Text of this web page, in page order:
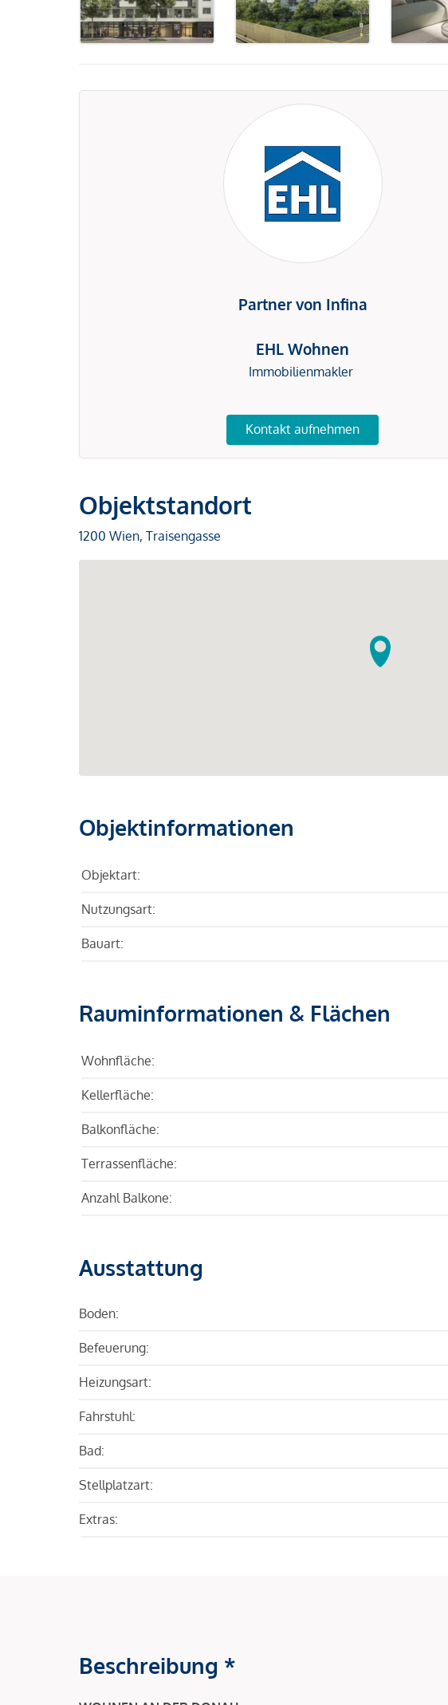
Partner von Infina
EHL Wohnen
Immobilienmakler
Kontakt aufnehmen
Objektstandort
1200 Wien, Traisengasse
Objektinformationen
Objektart:
Nutzungsart:
Bauart:
Rauminformationen & Flächen
Wohnfläche:
Kellerfläche:
Balkonfläche:
Terrassenfläche:
Anzahl Balkone:
Ausstattung
Boden:
Befeuerung:
Heizungsart:
Fahrstuhl:
Bad:
Stellplatzart:
Extras:
Beschreibung *